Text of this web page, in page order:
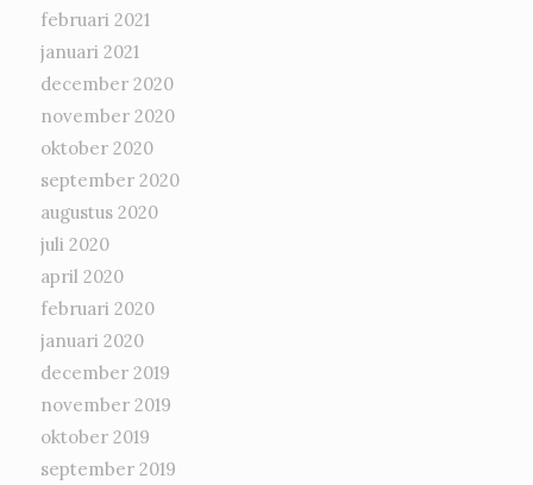
februari 2021
januari 2021
december 2020
november 2020
oktober 2020
september 2020
augustus 2020
juli 2020
april 2020
februari 2020
januari 2020
december 2019
november 2019
oktober 2019
september 2019